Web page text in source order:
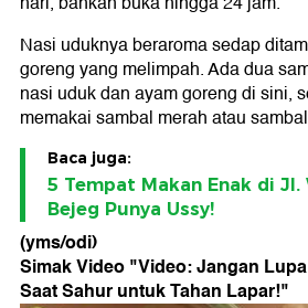
Nasi uduknya beraroma sedap
goreng yang melimpah. Ada dua
nasi uduk dan ayam goreng di sini,
memakai sambal merah atau
Baca juga:
5 Tempat Makan Enak di Jl.
Bejeg Punya Ussy!
(yms/odi)
Simak Video "Video: Jangan
Saat Sahur untuk Tahan Lapar!"